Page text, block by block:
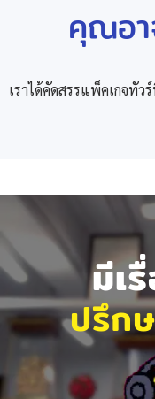
คุณอา
เราได้คัดสรรแพ็คเกจทั
มีเ
ปรึก